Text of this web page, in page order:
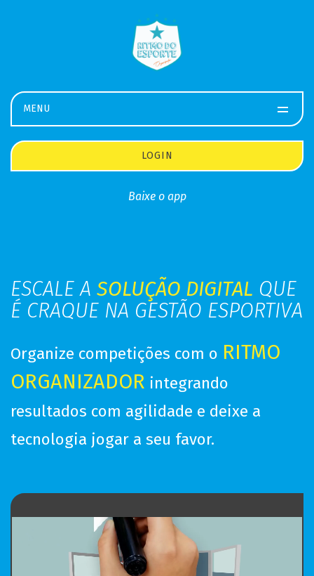
MENU
LOGIN
Baixe o app
ESCALE A SOLUÇÃO DIGITAL QUE
É CRAQUE NA GESTÃO ESPORTIVA
Organize competições com o RITMO
ORGANIZADOR integrando
resultados com agilidade e deixe a
tecnologia jogar a seu favor.